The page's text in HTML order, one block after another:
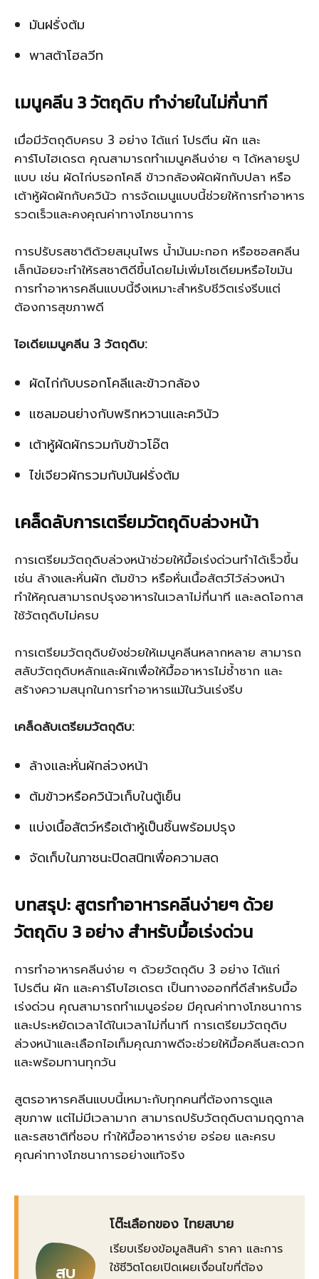
มันฝรั่งต้ม
พาสต้าโฮลวีท
เมนูคลีน 3 วัตถุดิบ ทำง่ายในไม่กี่นาที
เมื่อมีวัตถุดิบครบ 3 อย่าง ได้แก่ โปรตีน ผัก และ
คาร์โบไฮเดรต คุณสามารถทำเมนูคลีนง่าย ๆ ได้หลายรูป
แบบ เช่น ผัดไก่บรอกโคลี ข้าวกล้องผัดผักกับปลา หรือ
เต้าหู้ผัดผักกับควินัว การจัดเมนูแบบนี้ช่วยให้การทำอาหาร
รวดเร็วและคงคุณค่าทางโภชนาการ
การปรับรสชาติด้วยสมุนไพร น้ำมันมะกอก หรือซอสคลีน
เล็กน้อยจะทำให้รสชาติดีขึ้นโดยไม่เพิ่มโซเดียมหรือไขมัน
การทำอาหารคลีนแบบนี้จึงเหมาะสำหรับชีวิตเร่งรีบแต่
ต้องการสุขภาพดี
ไอเดียเมนูคลีน 3 วัตถุดิบ:
ผัดไก่กับบรอกโคลีและข้าวกล้อง
แซลมอนย่างกับพริกหวานและควินัว
เต้าหู้ผัดผักรวมกับข้าวโอ๊ต
ไข่เจียวผักรวมกับมันฝรั่งต้ม
เคล็ดลับการเตรียมวัตถุดิบล่วงหน้า
การเตรียมวัตถุดิบล่วงหน้าช่วยให้มื้อเร่งด่วนทำได้เร็วขึ้น
เช่น ล้างและหั่นผัก ต้มข้าว หรือหั่นเนื้อสัตว์ไว้ล่วงหน้า
ทำให้คุณสามารถปรุงอาหารในเวลาไม่กี่นาที และลดโอกาส
ใช้วัตถุดิบไม่ครบ
การเตรียมวัตถุดิบยังช่วยให้เมนูคลีนหลากหลาย สามารถ
สลับวัตถุดิบหลักและผักเพื่อให้มื้ออาหารไม่ซ้ำซาก และ
สร้างความสนุกในการทำอาหารแม้ในวันเร่งรีบ
เคล็ดลับเตรียมวัตถุดิบ:
ล้างและหั่นผักล่วงหน้า
ต้มข้าวหรือควินัวเก็บในตู้เย็น
แบ่งเนื้อสัตว์หรือเต้าหู้เป็นชิ้นพร้อมปรุง
จัดเก็บในภาชนะปิดสนิทเพื่อความสด
บทสรุป: สูตรทำอาหารคลีนง่ายๆ ด้วย
วัตถุดิบ 3 อย่าง สำหรับมื้อเร่งด่วน
การทำอาหารคลีนง่าย ๆ ด้วยวัตถุดิบ 3 อย่าง ได้แก่
โปรตีน ผัก และคาร์โบไฮเดรต เป็นทางออกที่ดีสำหรับมื้อ
เร่งด่วน คุณสามารถทำเมนูอร่อย มีคุณค่าทางโภชนาการ
และประหยัดเวลาได้ในเวลาไม่กี่นาที การเตรียมวัตถุดิบ
ล่วงหน้าและเลือกไอเท็มคุณภาพดีจะช่วยให้มื้อคลีนสะดวก
และพร้อมทานทุกวัน
สูตรอาหารคลีนแบบนี้เหมาะกับทุกคนที่ต้องการดูแล
สุขภาพ แต่ไม่มีเวลามาก สามารถปรับวัตถุดิบตามฤดูกาล
และรสชาติที่ชอบ ทำให้มื้ออาหารง่าย อร่อย และครบ
คุณค่าทางโภชนาการอย่างแท้จริง
สบ
โต๊ะเลือกของ ไทยสบาย
เรียบเรียงข้อมูลสินค้า ราคา และการ
ใช้ชีวิตโดยเปิดเผยเงื่อนไขที่ต้อง